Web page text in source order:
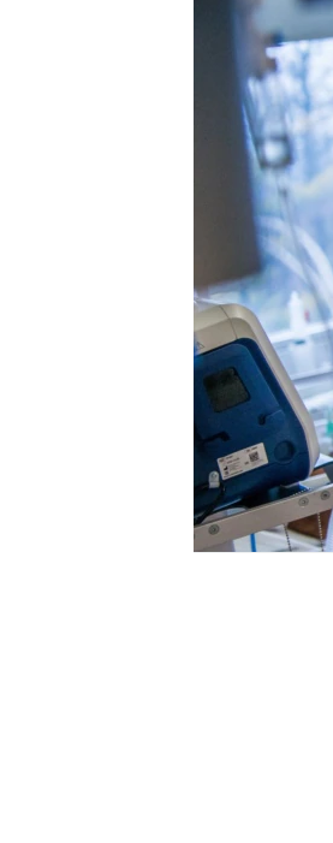
УКРАИНСКАЯ ПРОБЛЕМА КРЫМА